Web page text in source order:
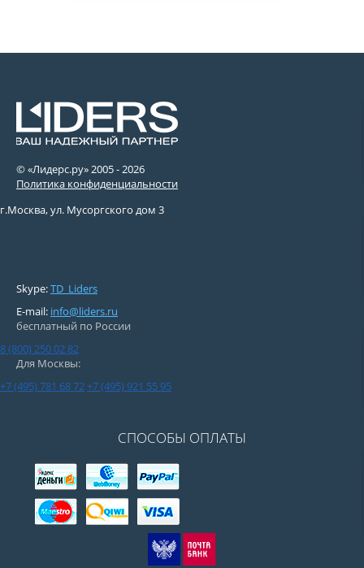
© «Лидерс.ру» 2005 -2026
Политика конфиденциальности
г.Москва, ул. Мусоргского дом 3
Skype:TD_Liders
E-mail: info@liders.ru
бесплатный по России
8 (800) 250 02 82
Для Москвы:
+7 (495) 781 68 72+7 (495) 921 55 95
СПОСОБЫ ОПЛАТЫ